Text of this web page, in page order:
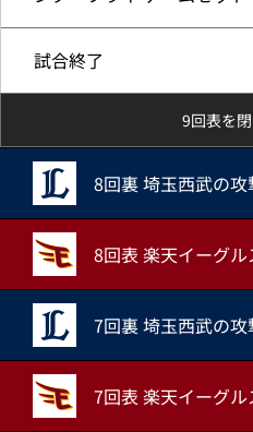
試合終了
9回表を
8回裏 埼玉西武の攻
8回表 楽天イーグ
7回裏 埼玉西武の攻
7回表 楽天イーグ